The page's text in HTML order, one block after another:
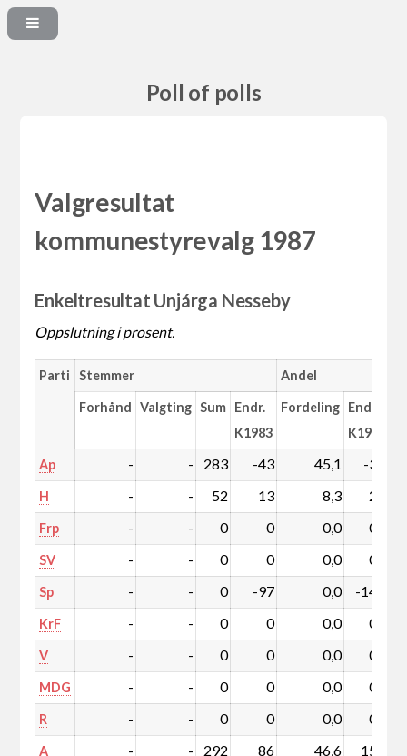
Poll of polls
Valgresultat
kommunestyrevalg 1987
Enkeltresultat Unjárga Nesseby
Oppslutning i prosent.
Parti Stemmer Andel
Forhånd Valgting Sum Endr.
K1983
Fordeling Endr.
K1983
Ap - - 283 -43 45,1 -3,7
H - - 52 13 8,3 2,5
Frp - - 0 0 0,0 0,0
SV - - 0 0 0,0 0,0
Sp - - 0 -97 0,0 -14,5
KrF - - 0 0 0,0 0,0
V - - 0 0 0,0 0,0
MDG - - 0 0 0,0 0,0
R - - 0 0 0,0 0,0
A - - 292 86 46,6 15,7